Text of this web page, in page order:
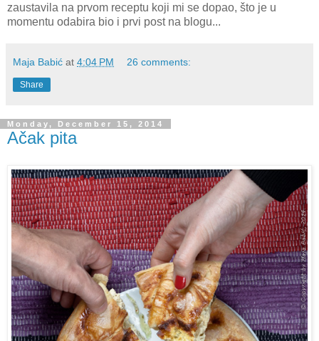
zaustavila na prvom receptu koji mi se dopao, što je u
momentu odabira bio i prvi post na blogu...
Maja Babić at 4:04 PM 26 comments:
Share
Monday, December 15, 2014
Ačak pita